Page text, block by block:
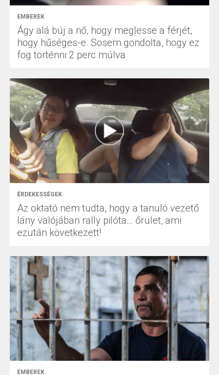
EMBEREK
Ágy alá búj a nő, hogy meglesse a férjét,
hogy hűséges-e. Sosem gondolta, hogy ez
fog történni 2 perc múlva
ÉRDEKESSÉGEK
Az oktató nem tudta, hogy a tanuló vezető
lány valójában rally pilóta… őrület, ami
ezután következett!
EMBEREK